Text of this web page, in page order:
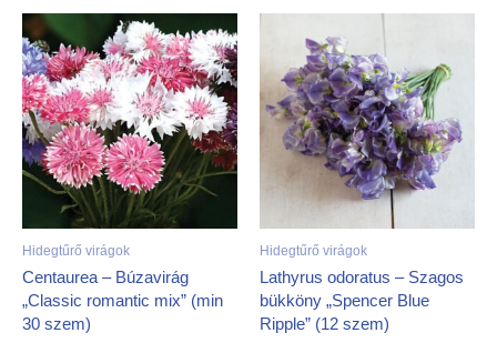
Hidegtűrő virágok
Centaurea – Búzavirág
„Classic romantic mix” (min
30 szem)
Hidegtűrő virágok
Lathyrus odoratus – Szagos
bükköny „Spencer Blue
Ripple” (12 szem)